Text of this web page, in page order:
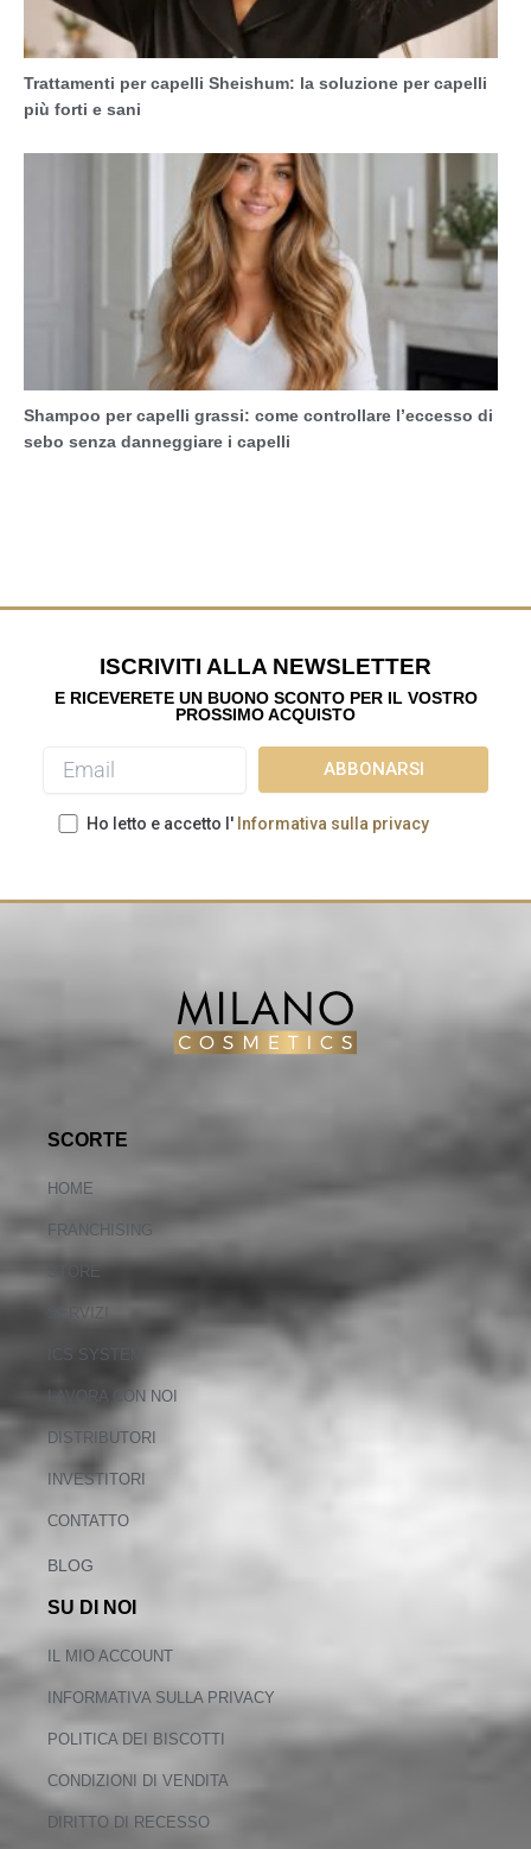
Trattamenti per capelli Sheishum: la soluzione per capelli
più forti e sani
Shampoo per capelli grassi: come controllare l’eccesso di
sebo senza danneggiare i capelli
ISCRIVITI ALLA NEWSLETTER
E RICEVERETE UN BUONO SCONTO PER IL VOSTRO
PROSSIMO ACQUISTO
Ho letto e accetto l' Informativa sulla privacy
SCORTE
HOME
FRANCHISING
STORE
SERVIZI
ICS SYSTEM
LAVORA CON NOI
DISTRIBUTORI
INVESTITORI
CONTATTO
BLOG
SU DI NOI
IL MIO ACCOUNT
INFORMATIVA SULLA PRIVACY
POLITICA DEI BISCOTTI
CONDIZIONI DI VENDITA
DIRITTO DI RECESSO